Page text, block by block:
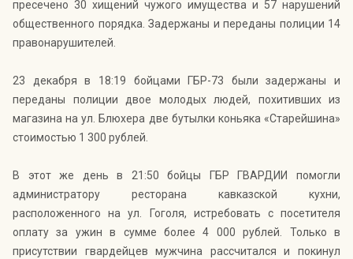
пресечено 30 хищений чужого имущества и 57 нарушений
общественного порядка. Задержаны и переданы полиции 14
правонарушителей.
23 декабря в 18:19 бойцами ГБР-73 были задержаны и
переданы полиции двое молодых людей, похитивших из
магазина на ул. Блюхера две бутылки коньяка «Старейшина»
стоимостью 1 300 рублей.
В этот же день в 21:50 бойцы ГБР ГВАРДИИ помогли
администратору ресторана кавказской кухни,
расположенного на ул. Гоголя, истребовать с посетителя
оплату за ужин в сумме более 4 000 рублей. Только в
присутствии гвардейцев мужчина рассчитался и покинул